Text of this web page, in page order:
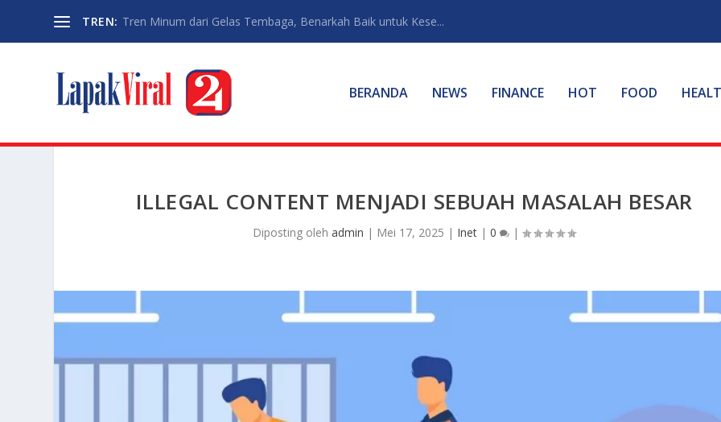
TREN: Tren Minum dari Gelas Tembaga, Benarkah Baik untuk Kese...
BERANDA NEWS FINANCE HOT FOOD
ILLEGAL CONTENT MENJADI SEBUAH MASALAH BESAR
Diposting olehadmin | Mei 17, 2025 | Inet |0 |